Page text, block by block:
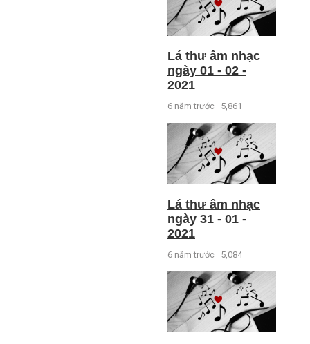
Lá thư âm nhạc
ngày 01 - 02 -
2021
6 năm trước 5,861
Lá thư âm nhạc
ngày 31 - 01 -
2021
6 năm trước 5,084